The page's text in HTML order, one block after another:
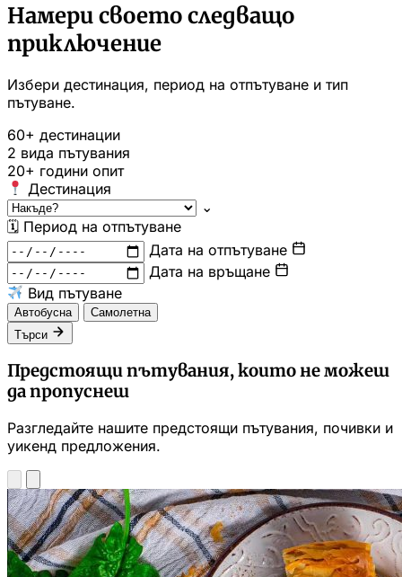
Намери своето следващо
приключение
Избери дестинация, период на отпътуване и тип
пътуване.
60+ дестинации
2 вида пътувания
20+ години опит
Дестинация
⌄
🗓 Период на отпътуване
Дата на отпътуване
Дата на връщане
Вид пътуване
Автобусна
Самолетна
Търси
Предстоящи пътувания, които не можеш
да пропуснеш
Разгледайте нашите предстоящи пътувания, почивки и
уикенд предложения.